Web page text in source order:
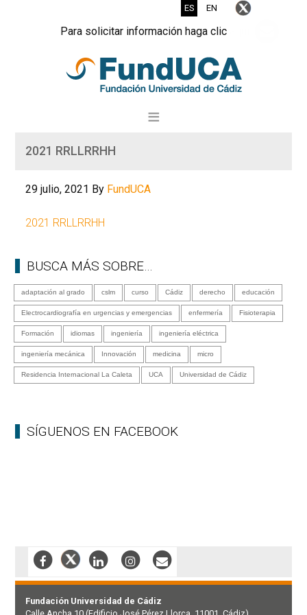
ES EN
Para solicitar información haga clic
2021 RRLLRRHH
29 julio, 2021 By FundUCA
2021 RRLLRRHH
BUSCA MÁS SOBRE…
adaptación al grado cslm curso Cádiz derecho educación
Electrocardiografía en urgencias y emergencias enfermería Fisioterapia
Formación idiomas ingeniería ingeniería eléctrica
ingeniería mecánica Innovación medicina micro
Residencia Internacional La Caleta UCA Universidad de Cádiz
SÍGUENOS EN FACEBOOK
Fundación Universidad de Cádiz